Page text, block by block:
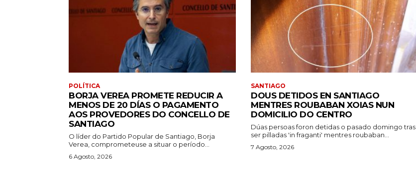
POLÍTICA
BORJA VEREA PROMETE REDUCIR A
MENOS DE 20 DÍAS O PAGAMENTO
AOS PROVEDORES DO CONCELLO DE
SANTIAGO
O líder do Partido Popular de Santiago, Borja
Verea, comprometeuse a situar o período...
6 Agosto, 2026
SANTIAGO
DOUS DETIDOS EN SANTIAGO
MENTRES ROUBABAN XOIAS NUN
DOMICILIO DO CENTRO
Dúas persoas foron detidas o pasado domingo tras
ser pilladas 'in fraganti' mentres roubaban...
7 Agosto, 2026